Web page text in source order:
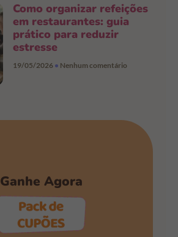
Como organizar refeições
em restaurantes: guia
prático para reduzir
estresse
19/05/2026 Nenhum comentário
Ganhe Agora